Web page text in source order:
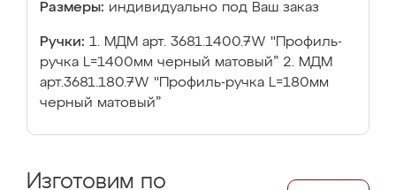
Размеры: индивидуально под Ваш заказ
Ручки: 1. МДМ арт. 3681.1400.7W "Профиль-
ручка L=1400мм черный матовый” 2. МДМ
арт.3681.180.7W "Профиль-ручка L=180мм
черный матовый”
Изготовим по